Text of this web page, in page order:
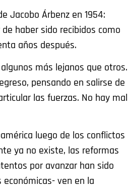
Jacobo Árbenz en 1954:
haber sido recibidos como
años después.
más lejanos que otros.
pensando en salirse de
las fuerzas. No hay mal
luego de los conflictos
ya no existe, las reformas
por avanzar han sido
ven en la